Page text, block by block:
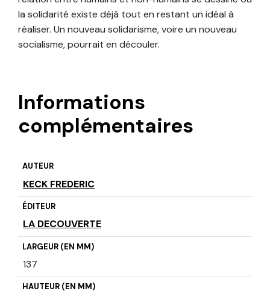
la solidarité existe déjà tout en restant un idéal à
réaliser. Un nouveau solidarisme, voire un nouveau
socialisme, pourrait en découler.
Informations
complémentaires
AUTEUR
KECK FREDERIC
ÉDITEUR
LA DECOUVERTE
LARGEUR (EN MM)
137
HAUTEUR (EN MM)